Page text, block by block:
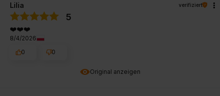
Original anzeigen
Lilia verifiziert
5
❤️❤️❤️
8/4/2026
0
0